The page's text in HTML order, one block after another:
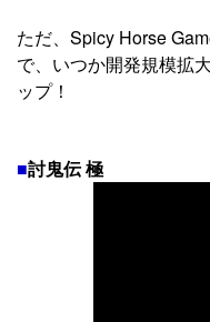
ただ、Spicy Horse
で、いつか開発規模拡
ップ！
■討鬼伝 極